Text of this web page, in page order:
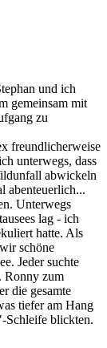
und ich
gemeinsam mit
zu
freundlicherweise
unterwegs, dass
abwickeln
abenteuerlich...
Unterwegs
lag - ich
hatte. Als
schöne
Jeder suchte
Ronny zum
die gesamte
tiefer am Hang
Schleife blickten.